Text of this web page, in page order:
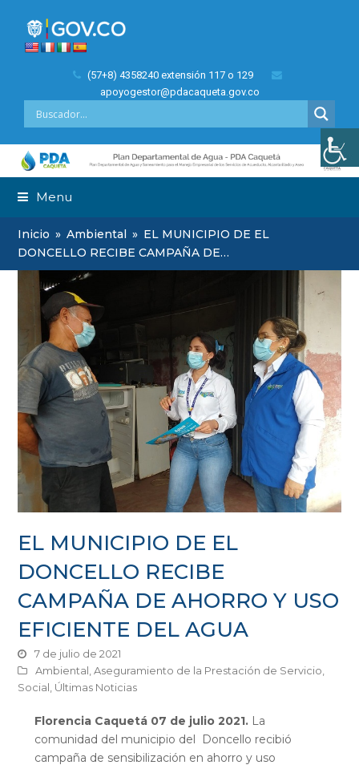
(57+8) 4358240 extensión 117 o 129
apoyogestor@pdacaqueta.gov.co
Menu
Inicio » Ambiental » EL MUNICIPIO DE EL
DONCELLO RECIBE CAMPAÑA DE…
EL MUNICIPIO DE EL
DONCELLO RECIBE
CAMPAÑA DE AHORRO Y USO
EFICIENTE DEL AGUA
7 de julio de 2021
Ambiental,Aseguramiento de la Prestación de Servicio,
Social, Últimas Noticias
Florencia Caquetá 07 de julio 2021.La
comunidad del municipio del Doncello recibió
campaña de sensibilización en ahorro y uso